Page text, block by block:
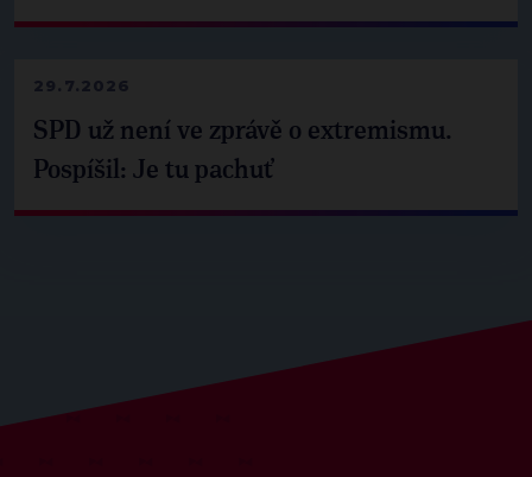
29.7.2026
SPD už není ve zprávě o extremismu.
Pospíšil: Je tu pachuť